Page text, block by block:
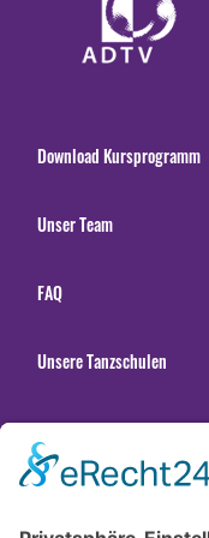
Download Kursprogramm
Unser Team
FAQ
Unsere Tanzschulen
Gender Hinweis